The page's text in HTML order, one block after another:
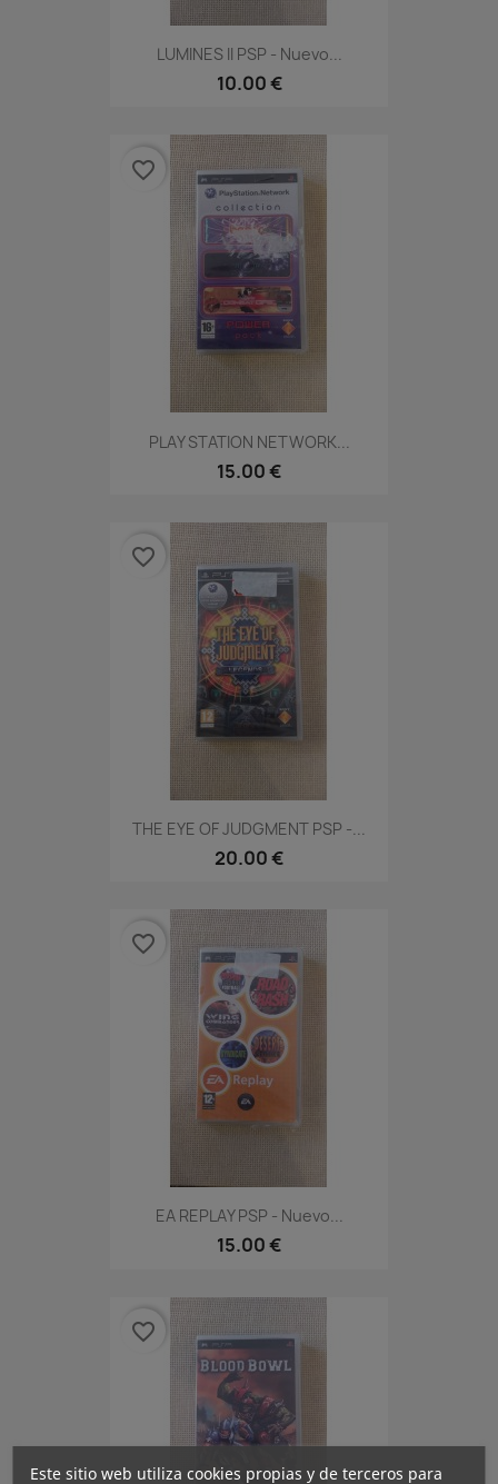
LUMINES II PSP - Nuevo...
10.00 €
PLAY STATION NETWORK...
15.00 €
favorite_border
THE EYE OF JUDGMENT PSP -...
20.00 €
favorite_border
EA REPLAY PSP - Nuevo...
15.00 €
favorite_border
favorite_border
Este sitio web utiliza cookies propias y de terceros para